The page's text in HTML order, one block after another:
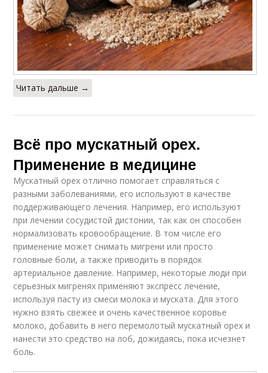
Читать дальше →
Всё про мускатный орех.
Применение в медицине
Мускатный орех отлично помогает справляться с
разными заболеваниями, его используют в качестве
поддерживающего лечения. Например, его используют
при лечении сосудистой дистонии, так как он способен
нормализовать кровообращение. В том числе его
применение может снимать мигрени или просто
головные боли, а также приводить в порядок
артериальное давление. Например, некоторые люди при
серьезных мигренях применяют экспресс лечение,
используя пасту из смеси молока и муската. Для этого
нужно взять свежее и очень качественное коровье
молоко, добавить в него перемолотый мускатный орех и
нанести это средство на лоб, дожидаясь, пока исчезнет
боль.